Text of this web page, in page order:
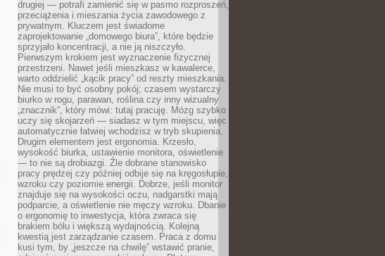
drugiej — potrafi zamienić się w pasmo rozproszeń,
przeciążenia i mieszania życia zawodowego z
prywatnym. Kluczem jest świadome
zaprojektowanie „domowego biura”, które będzie
sprzyjało koncentracji, a nie ją niszczyło.
Pierwszym krokiem jest wyznaczenie fizycznej
przestrzeni. Nawet jeśli mieszkasz w kawalerce,
warto oddzielić „kącik pracy” od reszty mieszkania.
Nie musi to być osobny pokój; czasem wystarczy
biurko w rogu, parawan, roślina czy inny wizualny
„znacznik”, który mówi: tutaj pracuję. Mózg szybko
uczy się skojarzeń — siadasz w tym miejscu, więc
automatycznie łatwiej wchodzisz w tryb skupienia.
Drugim elementem jest ergonomia. Krzesło,
wysokość biurka, ustawienie monitora, oświetlenie
— to nie są drobiazgi. Źle dobrane stanowisko
pracy prędzej czy później odbije się na kręgosłupie,
wzroku czy poziomie energii. Dobrze, jeśli monitor
znajduje się na wysokości oczu, nadgarstki mają
podparcie, a oświetlenie nie męczy wzroku. Dbanie
o ergonomię to inwestycja, która zwraca się
brakiem bólu i większą wydajnością. Kolejną
kwestią jest zarządzanie czasem. Praca z domu
kusi tym, by „jeszcze na chwilę” wstawić pranie,